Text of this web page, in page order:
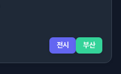
전시 부산